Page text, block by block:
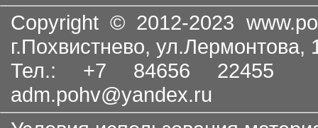
Copyright © 2012-2023
г.Похвистнево, ул.Лермонтова,
Тел.: +7 84656
adm.pohv@yandex.ru